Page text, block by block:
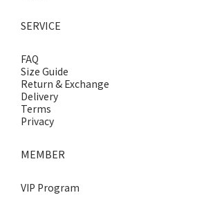
SERVICE
FAQ
Size Guide
Return & Exchange
Delivery
Terms
Privacy
MEMBER
VIP Program